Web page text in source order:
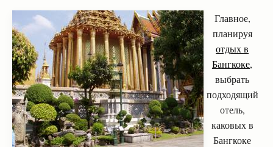
Главное,
планируя
отдых в
Бангкоке,
выбрать
подходящий
отель,
каковых в
Бангкоке